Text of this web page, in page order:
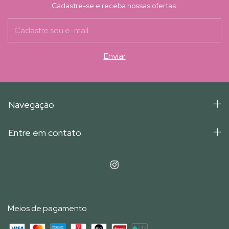
Cadastre-se e receba nossas ofertas.
Navegação
Entre em contato
Meios de pagamento